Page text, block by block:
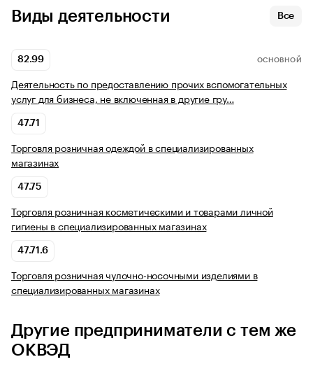
Виды деятельности Все
82.99 ОСНОВНОЙ
Деятельность по предоставлению прочих вспомогательных
услуг для бизнеса, не включенная в другие гру…
47.71
Торговля розничная одеждой в специализированных
магазинах
47.75
Торговля розничная косметическими и товарами личной
гигиены в специализированных магазинах
47.71.6
Торговля розничная чулочно-носочными изделиями в
специализированных магазинах
Другие предприниматели с тем же
ОКВЭД